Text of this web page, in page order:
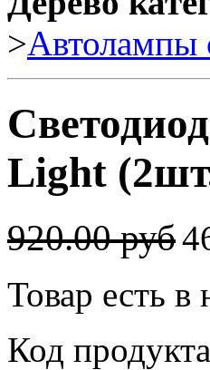
>Автолампы
Light
920.00 руб
Товар есть в
Код